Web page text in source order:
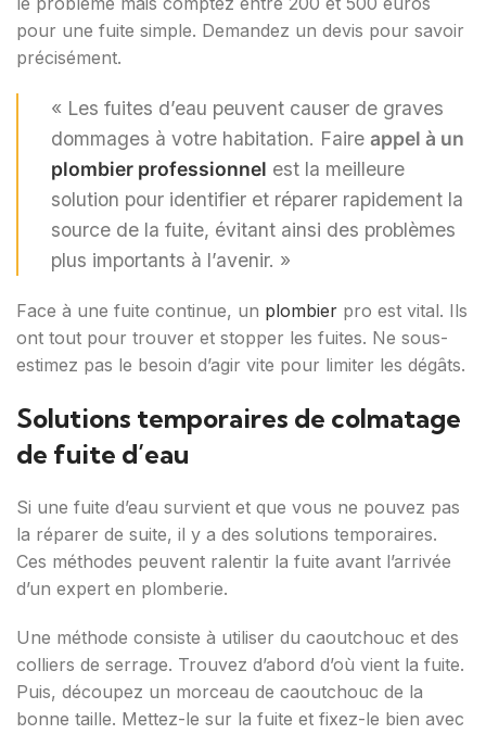
pour une fuite simple. Demandez un devis pour savoir
précisément.
« Les fuites d’eau peuvent causer de graves
dommages à votre habitation. Faire appel à un
plombier professionnel est la meilleure
solution pour identifier et réparer rapidement la
source de la fuite, évitant ainsi des problèmes
plus importants à l’avenir. »
Face à une fuite continue, un plombier pro est vital. Ils
ont tout pour trouver et stopper les fuites. Ne sous-
estimez pas le besoin d’agir vite pour limiter les dégâts.
Solutions temporaires de colmatage
de fuite d’eau
Si une fuite d’eau survient et que vous ne pouvez pas
la réparer de suite, il y a des solutions temporaires.
Ces méthodes peuvent ralentir la fuite avant l’arrivée
d’un expert en plomberie.
Une méthode consiste à utiliser du caoutchouc et des
colliers de serrage. Trouvez d’abord d’où vient la fuite.
Puis, découpez un morceau de caoutchouc de la
bonne taille. Mettez-le sur la fuite et fixez-le bien avec